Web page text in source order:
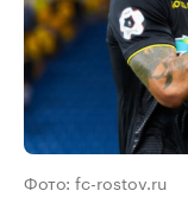
Фото: fc-rostov.ru